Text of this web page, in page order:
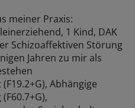
meiner Praxis:
1 Kind, DAK
Schizoaffektiven Störung
Jahren zu mir als
Abhängige